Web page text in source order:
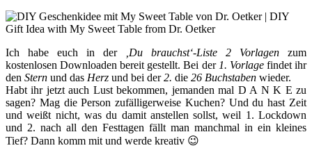
Ich habe euch in der ‚Du brauchst‘-Liste 2 Vorlagen zum
kostenlosen Downloaden bereit gestellt. Bei der 1. Vorlagefindet ihr
den Stern und das Herz und bei der2. die 26 Buchstaben wieder.
Habt ihr jetzt auch Lust bekommen, jemanden mal D A N K E zu
sagen? Mag die Person zufälligerweise Kuchen? Und du hast Zeit
und weißt nicht, was du damit anstellen sollst, weil 1. Lockdown
und 2. nach all den Festtagen fällt man manchmal in ein kleines
Tief? Dann komm mit und werde kreativ 😉